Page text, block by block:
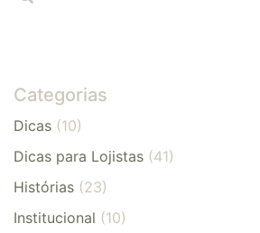
Categorias
Dicas (10)
Dicas para Lojistas (41)
Histórias (23)
Institucional (10)